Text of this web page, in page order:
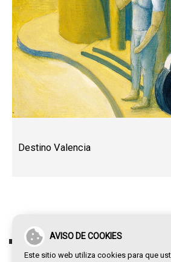
AVISO DE COOKIES
Este sitio web utiliza cookies para que
Destino Valencia